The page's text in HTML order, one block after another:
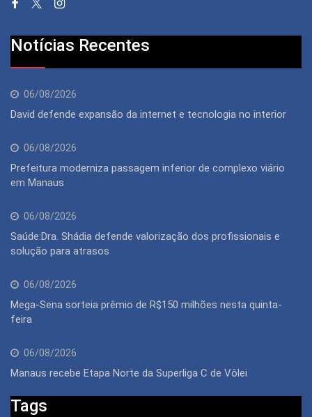
Notícias Recentes
06/08/2026
David defende expansão da internet e tecnologia no interior
06/08/2026
Prefeitura moderniza passagem inferior de complexo viário
em Manaus
06/08/2026
Saúde:Dra. Shádia defende valorização dos profissionais e
solução para atrasos
06/08/2026
Mega-Sena sorteia prêmio de R$150 milhões nesta quinta-
feira
06/08/2026
Manaus recebe Etapa Norte da Superliga C de Vôlei
Tags